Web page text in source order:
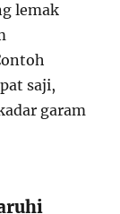
lemak
saji,
garam